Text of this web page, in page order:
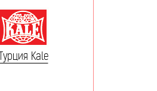
Kale